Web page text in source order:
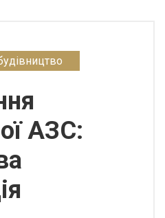
АЗС: